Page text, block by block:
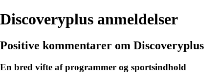
Discoveryplus anmeldelser
Positive kommentarer om Discoveryplus
En bred vifte af programmer og sportsindhold